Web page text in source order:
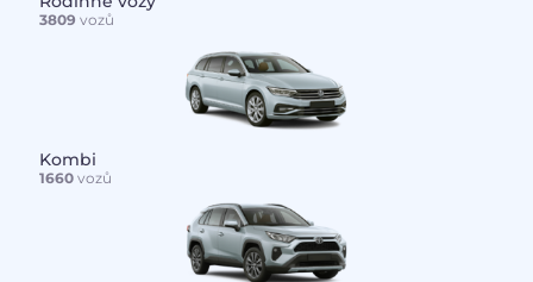
3809 vozů
Kombi
1660vozů